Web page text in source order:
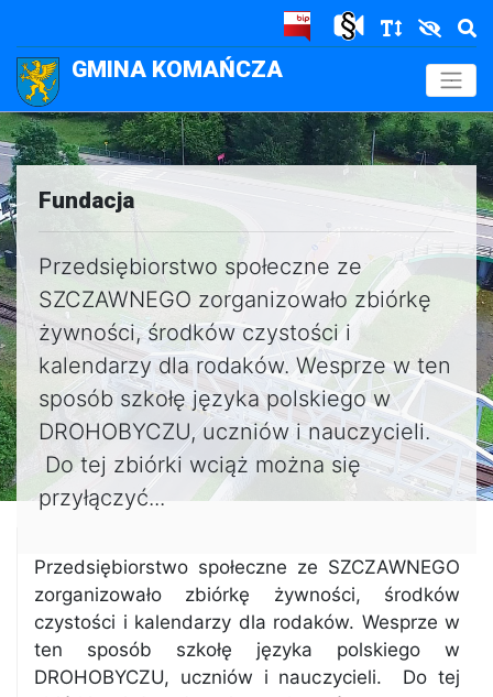
GMINA KOMAŃCZA .
Fundacja
Przedsiębiorstwo społeczne ze
SZCZAWNEGO zorganizowało zbiórkę
żywności, środków czystości i
kalendarzy dla rodaków. Wesprze w ten
sposób szkołę języka polskiego w
DROHOBYCZU, uczniów i nauczycieli.
Do tej zbiórki wciąż można się
przyłączyć...
Przedsiębiorstwo społeczne ze SZCZAWNEGO
zorganizowało zbiórkę żywności, środków
czystości i kalendarzy dla rodaków. Wesprze w
ten sposób szkołę języka polskiego w
DROHOBYCZU, uczniów i nauczycieli. Do tej